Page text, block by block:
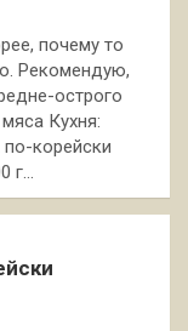
почему то
Рекомендую,
острого
Кухня:
корейски
г…